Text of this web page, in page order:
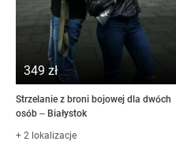
349 zł
Strzelanie z broni bojowej dla dwóch
osób – Białystok
+ 2 lokalizacje